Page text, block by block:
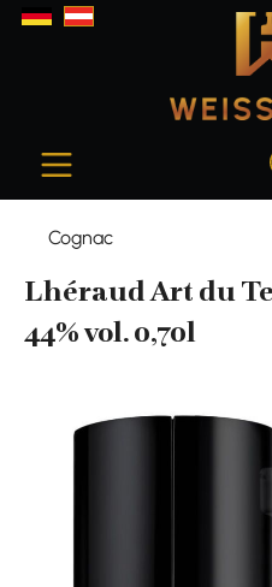
springen
Cognac
Lhéraud Art du
44% vol. 0,70l
Bildergalerie überspringen